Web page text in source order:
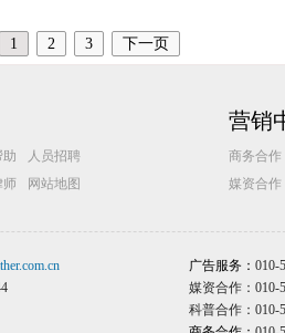
1 2 3 下一页
助
人员招聘
师 网站地图
营销
商务合作
媒资合作
广告服务： 010-
媒资合作：010-
科普合作：010-